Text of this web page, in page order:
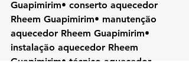
Guapimirim• conserto aquecedor
Rheem Guapimirim• manutenção
aquecedor Rheem Guapimirim•
instalação aquecedor Rheem
Guapimirim• técnico aquecedor